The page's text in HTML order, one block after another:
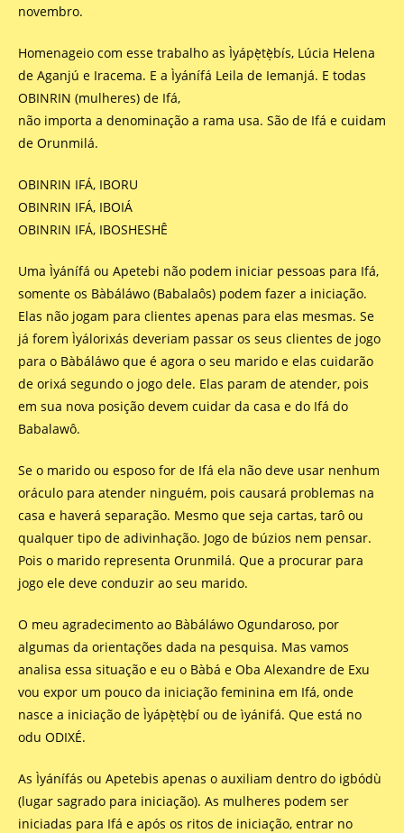
novembro.
Homenageio com esse trabalho as Ìyápẹ̀tẹ̀bís, Lúcia Helena
de Aganjú e Iracema. E a Ìyánífá Leila de Iemanjá. E todas
OBINRIN (mulheres) de Ifá,
não importa a denominação a rama usa. São de Ifá e cuidam
de Orunmilá.
OBINRIN IFÁ, IBORU
OBINRIN IFÁ, IBOIÁ
OBINRIN IFÁ, IBOSHESHÊ
Uma Ìyánífá ou Apetebi não podem iniciar pessoas para Ifá,
somente os Bàbáláwo (Babalaôs) podem fazer a iniciação.
Elas não jogam para clientes apenas para elas mesmas. Se
já forem Ìyálorixás deveriam passar os seus clientes de jogo
para o Bàbáláwo que é agora o seu marido e elas cuidarão
de orixá segundo o jogo dele. Elas param de atender, pois
em sua nova posição devem cuidar da casa e do Ifá do
Babalawô.
Se o marido ou esposo for de Ifá ela não deve usar nenhum
oráculo para atender ninguém, pois causará problemas na
casa e haverá separação. Mesmo que seja cartas, tarô ou
qualquer tipo de adivinhação. Jogo de búzios nem pensar.
Pois o marido representa Orunmilá. Que a procurar para
jogo ele deve conduzir ao seu marido.
O meu agradecimento ao Bàbáláwo Ogundaroso, por
algumas da orientações dada na pesquisa. Mas vamos
analisa essa situação e eu o Bàbá e Oba Alexandre de Exu
vou expor um pouco da iniciação feminina em Ifá, onde
nasce a iniciação de Ìyápẹ̀tẹ̀bí ou de ìyánifá. Que está no
odu ODIXÉ.
As Ìyánífás ou Apetebis apenas o auxiliam dentro do igbódù
(lugar sagrado para iniciação). As mulheres podem ser
iniciadas para Ifá e após os ritos de iniciação, entrar no